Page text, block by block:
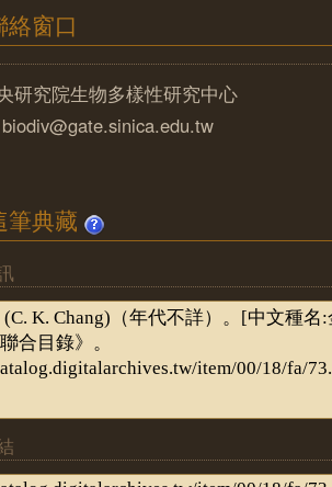
絡窗口
研究院生物多樣性研究中心
筆典藏